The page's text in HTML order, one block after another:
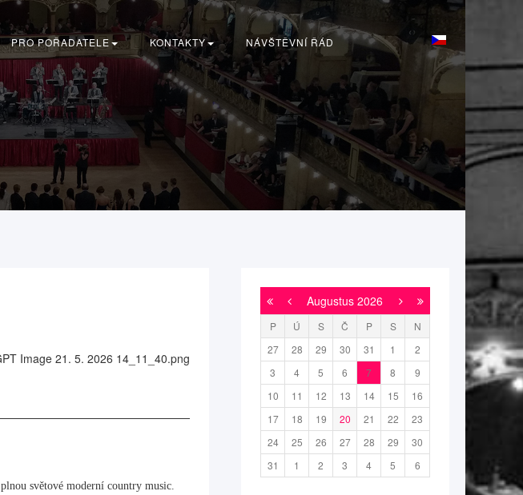
PRO POŘADATELE KONTAKTY NÁVŠTĚVNÍ ŘÁD
plnou světové moderní country music.
Augustus 2026
P Ú S Č P S
N
27
28 29 30 31 1
2
3
4 5 6 7 8
9
10
11 12 13 14 15
16
17
18 19 20 21 22
23
24
25 26 27 28 29
30
31
1 2 3 4 5 6